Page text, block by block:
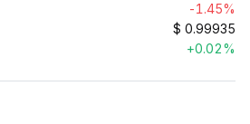
-1.45%
$ 0.99935
+0.02%